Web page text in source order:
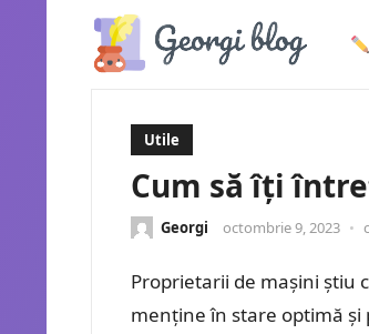
Utile
Cum să îți
Georgi octombrie 9, 2023 •
Proprietarii de mașini știu
menține în stare optimă